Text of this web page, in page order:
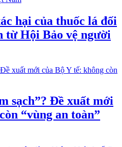
hại của thuốc lá đối
từ Hội Bảo vệ người
sạch”? Đề xuất mới
“vùng an toàn”